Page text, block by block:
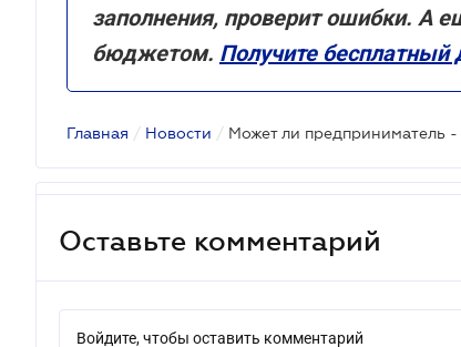
заполнения, проверит ошибки. А
бюджетом. Получите бесплатный
Главная / Новости / Может ли предприниматель
Оставьте комментарий
Войдите, чтобы оставить комментарий